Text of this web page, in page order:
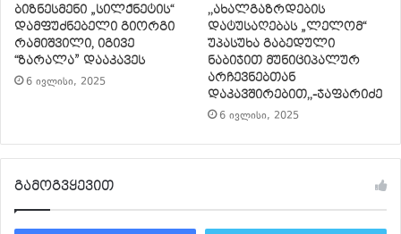
ბიზნესმენი „სილქნეტის“
დამფუძნებელი გიორგი
რამიშვილი, იგივე
“ზარალა” დააკავეს
6 ივლისი, 2025
,,ახალგაზრდების
დატუსაღებას „ლელომ“
უპასუხა გაბედული
ნაბიჯით მუნიციპალურ
არჩევნებთან
დაკავშირებით,,-ჯაფარიძე
6 ივლისი, 2025
გამოგვყევით